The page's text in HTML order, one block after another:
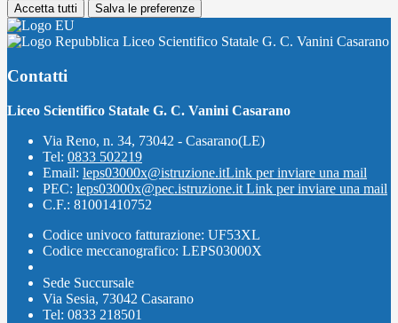
Accetta tutti Salva le preferenze
Liceo Scientifico Statale G. C. Vanini Casarano
Contatti
Liceo Scientifico Statale G. C. Vanini Casarano
Via Reno, n. 34, 73042 - Casarano(LE)
Tel: 0833 502219
Email: leps03000x@istruzione.itLink per inviare una mail
PEC: leps03000x@pec.istruzione.it Link per inviare una mail
C.F.: 81001410752
Codice univoco fatturazione: UF53XL
Codice meccanografico: LEPS03000X
Sede Succursale
Via Sesia, 73042 Casarano
Tel: 0833 218501